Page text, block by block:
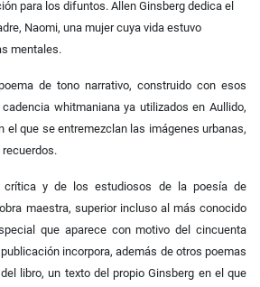
para los difuntos. Allen Ginsberg dedica el
Naomi, una mujer cuya vida estuvo
mentales.
de tono narrativo, construido con esos
whitmaniana ya utilizados en Aullido,
el que se entremezclan las imágenes urbanas,
recuerdos.
crítica y de los estudiosos de la poesía de
maestra, superior incluso al más conocido
que aparece con motivo del cincuenta
incorpora, además de otros poemas
libro, un texto del propio Ginsberg en el que